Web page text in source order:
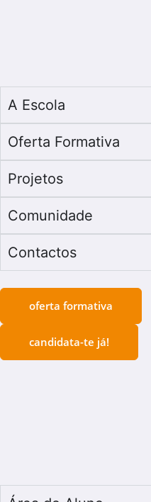
A Escola
Oferta Formativa
Projetos
Comunidade
Contactos
oferta formativa
candidata-te já!